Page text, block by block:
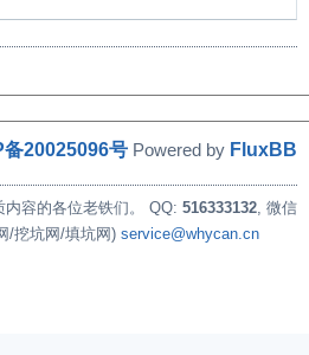
备20025096号 Powered by FluxBB
容的各位老铁们。 QQ: 516333132, 微信
/挖坑网/填坑网) service@whycan.cn